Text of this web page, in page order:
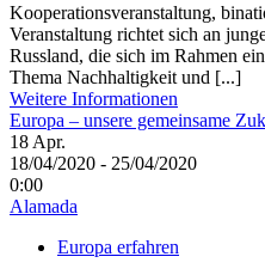
Kooperationsveranstaltung,
Veranstaltung richtet sich an
Russland, die sich im Rahmen
Thema Nachhaltigkeit und [...]
Weitere Informationen
Europa – unsere gemeinsame
18 Apr.
18/04/2020 - 25/04/2020
0:00
Alamada
Europa erfahren